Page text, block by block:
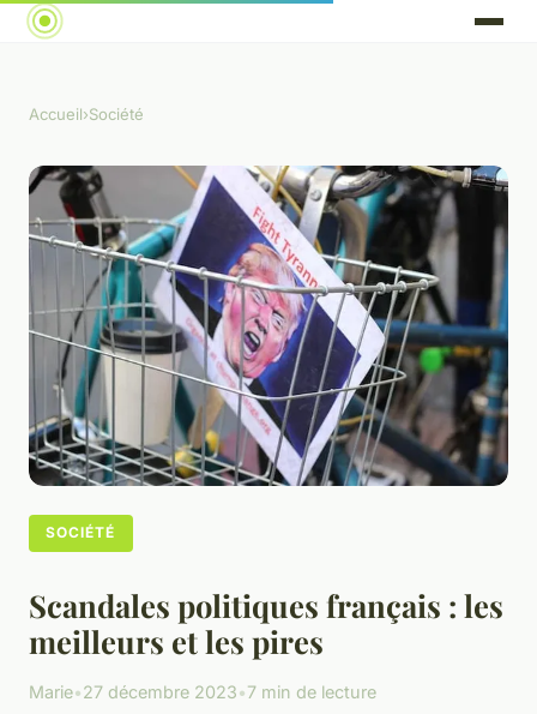
Accueil›Société
SOCIÉTÉ
Scandales politiques français : les
meilleurs et les pires
Marie•27 décembre 2023•7 min de lecture